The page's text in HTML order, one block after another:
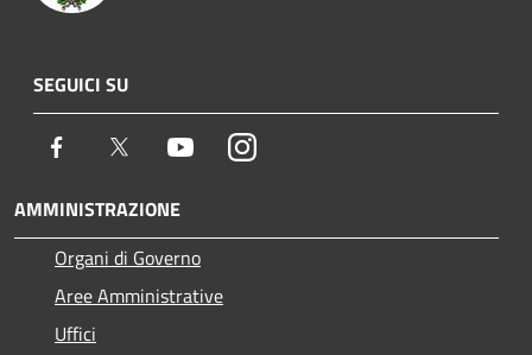
SEGUICI SU
Facebook Twitter YoutubeInstagram
AMMINISTRAZIONE
Organi di Governo
Aree Amministrative
Uffici